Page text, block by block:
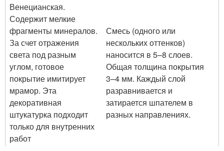
Венецианская.
Содержит мелкие
фрагменты минералов.
За счет отражения
света под разным
углом, готовое
покрытие имитирует
мрамор. Эта
декоративная
штукатурка подходит
только для внутренних
работ
Смесь (одного или
нескольких оттенков)
наносится в 5–8 слоев.
Общая толщина покрытия
3–4 мм. Каждый слой
разравнивается и
затирается шпателем в
разных направлениях.